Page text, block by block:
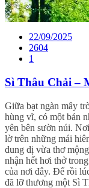
22/09/2025
2604
1
Sì Thâu Chải –
Giữa bạt ngàn mây
hùng vĩ, có một bản
yên bên sườn núi.
lờ trên những mái
dung dị vừa thơ
nhận hết hơi thở
của nơi đây. Để rồi
đã lỡ thương một Sì